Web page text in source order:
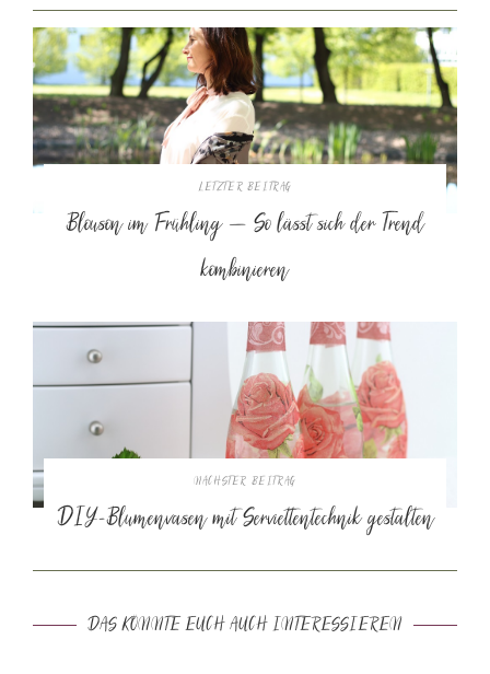
LETZTER BEITRAG
Blouson im Frühling – So lässt sich der Trend
kombinieren
NÄCHSTER BEITRAG
DIY-Blumenvasen mit Serviettentechnik gestalten
DAS KÖNNTE EUCH AUCH INTERESSIEREN